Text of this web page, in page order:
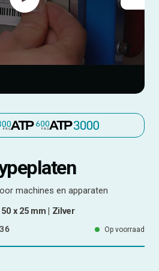
machines en apparaten
x 25 mm | Zilver
Op voorraad